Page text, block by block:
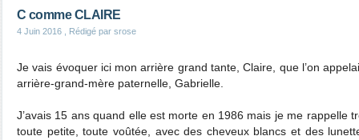
C comme CLAIRE
4 Juin 2016 , Rédigé par srose
Je vais évoquer ici mon arrière grand tante, Claire, que l’on
arrière-grand-mère paternelle, Gabrielle.
J’avais 15 ans quand elle est morte en 1986 mais je me rappelle
toute petite, toute voûtée, avec des cheveux blancs et des